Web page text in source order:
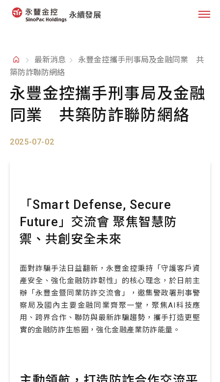
永續發展
最新消息
永豐金控攜手刑事局及金融同業 共
築防詐聯防網絡
永豐金控攜手刑事局及金融
同業 共築防詐聯防網絡
2025-07-02
「Smart Defense, Secure
Future」交流會 聚焦智慧防
禦、共創安全未來
面對詐騙手法日益翻新，永豐金控秉持「守護客戶資
產安全、強化金融防詐韌性」的核心理念，於日前主
辦「永豐金暨同業防詐交流會」，邀集警政署刑事警
察局及國內主要金融同業齊聚一堂，聚焦AI科技應
用、跨界合作、聯防與最新詐騙趨勢，攜手打造更堅
實的金融防詐生態圈，強化金融產業防詐能量。